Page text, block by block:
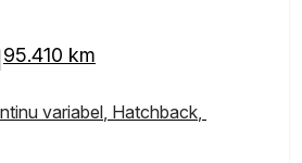
95.410 km
variabel, Hatchback,